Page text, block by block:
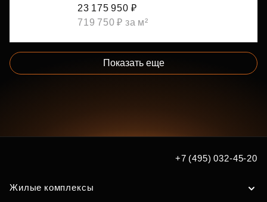
23 175 950 ₽
719 750 ₽ за м²
Показать еще
+7 (495) 032-45-20
Жилые комплексы